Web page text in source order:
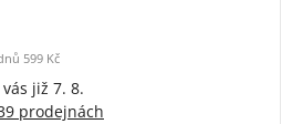
599 Kč
již 7. 8.
prodejnách